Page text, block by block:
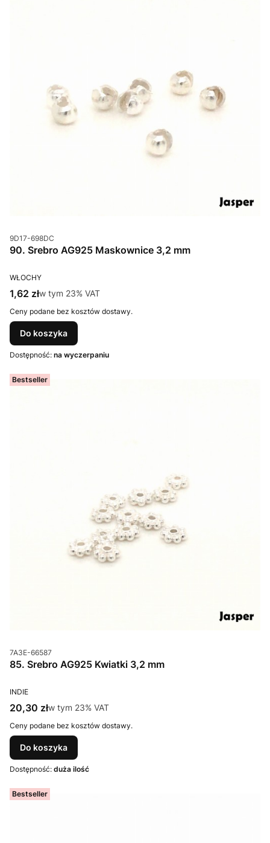
Kod produktu
9D17-698DC
90. Srebro AG925 Maskownice 3,2 mm
PRODUCENT
WŁOCHY
Cena brutto
1,62 złw tym %s VAT
w tym 23% VAT
Ceny podane bez kosztów dostawy.
Do koszyka
Dostępność: na wyczerpaniu
Bestseller
Kod produktu
7A3E-66587
85. Srebro AG925 Kwiatki 3,2 mm
PRODUCENT
INDIE
Cena brutto
20,30 złw tym %s VAT
w tym 23% VAT
Ceny podane bez kosztów dostawy.
Do koszyka
Dostępność: duża ilość
Bestseller